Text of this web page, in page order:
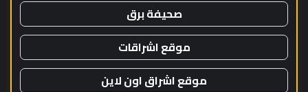
صحيفة برق
موقع اشراقات
موقع اشراق اون لاين